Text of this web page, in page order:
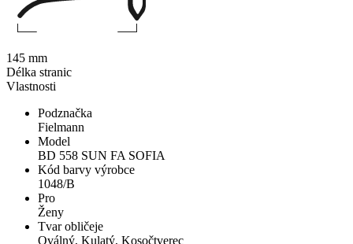
Vlastnosti
Podznačka
Fielmann
Model
BD 558 SUN FA SOFIA
Kód barvy výrobce
1048/B
Pro
Ženy
Tvar obličeje
Oválný, Kulatý, Kosočtverec
145 mm
Délka stranic